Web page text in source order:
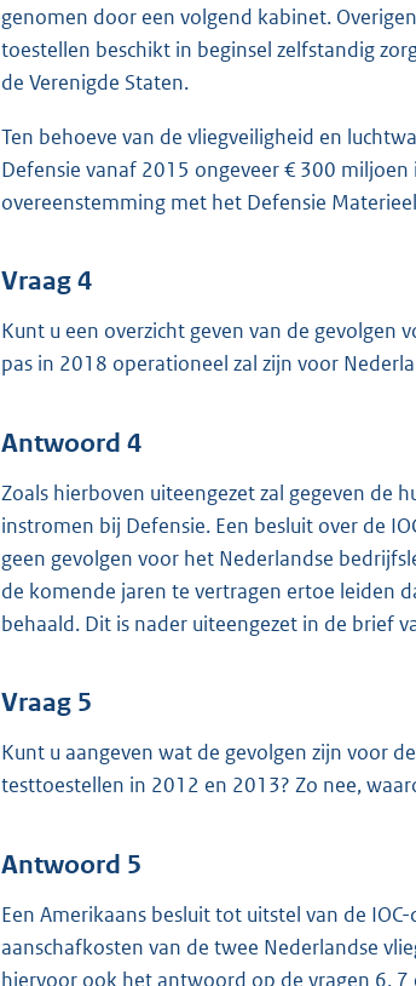
genomen door een volgend kabinet.
toestellen beschikt in beginsel zelfstandig
de Verenigde Staten.
Ten behoeve van de vliegveiligheid en
Defensie vanaf 2015 ongeveer € 300
overeenstemming met het Defensie
Vraag 4
Kunt u een overzicht geven van de gevolgen
pas in 2018 operationeel zal zijn voor
Antwoord 4
Zoals hierboven uiteengezet zal gegeven de
instromen bij Defensie. Een besluit over de
geen gevolgen voor het Nederlandse
de komende jaren te vertragen ertoe leiden
behaald. Dit is nader uiteengezet in de brief
Vraag 5
Kunt u aangeven wat de gevolgen zijn voor
testtoestellen in 2012 en 2013? Zo nee,
Antwoord 5
Een Amerikaans besluit tot uitstel van de
aanschafkosten van de twee Nederlandse
hiervoor ook het antwoord op de vragen 6, 7